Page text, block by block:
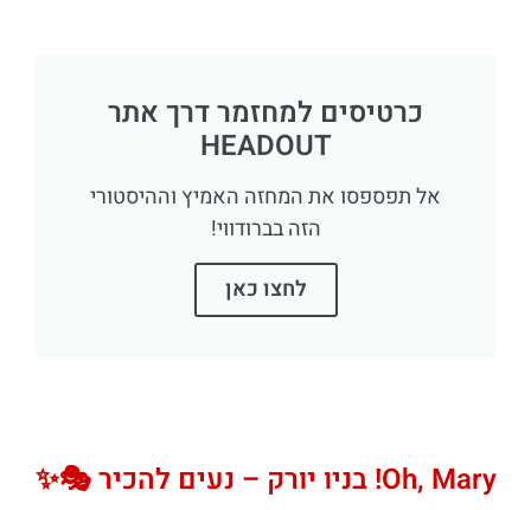
כרטיסים למחזמר דרך אתר
HEADOUT
אל תפספסו את המחזה האמיץ וההיסטורי
הזה בברודווי!
לחצו כאן
Oh, Mary! בניו יורק – נעים להכיר 🎭✨